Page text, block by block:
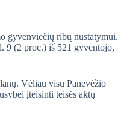
gyvenviečių ribų nustatymui.
9 (2 proc.) iš 521 gyventojo,
Vėliau visų Panevėžio
įteisinti teisės aktų